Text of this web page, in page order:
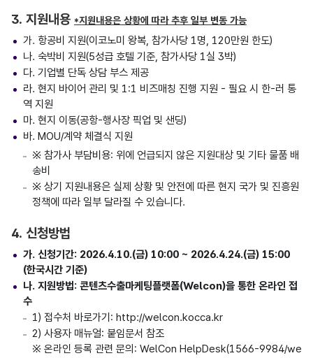
3. 지원내용 *지원내용은 상황에 따라 추후 일부 변동 가능
가. 항공비 지원(이코노미 왕복, 참가사당 1명, 120만원 한도)
나. 숙박비 지원(5성급 호텔 기준, 참가사당 1실 3박)
다. 기업별 단독 상담 부스 제공
라. 현지 바이어 관리 및 1:1 비즈매칭 진행 지원 - 필요 시 한-러 통
역 지원
마. 현지 이동(공항-행사장 픽업 및 샌딩)
바. MOU/계약 체결식 지원
※ 참가사 부담비용: 위에 언급되지 않은 지원대상 및 기타 물품 배
송비
※ 상기 지원내용은 실제 상황 및 안전에 따른 현지 국가 및 진흥원
정책에 따라 일부 달라질 수 있습니다.
4. 신청방법
가. 신청기간: 2026.4.10.(금) 10:00 ~ 2026.4.24.(금) 15:00
(한국시간 기준)
나. 지원방법: 콘텐츠수출마케팅플랫폼(Welcon)을 통한 온라인 접
수
1) 접수처 바로가기: http://welcon.kocca.kr
2) 사용자 매뉴얼: 붙임문서 참조
※ 온라인 등록 관련 문의: WelCon HelpDesk(1566-9984/we